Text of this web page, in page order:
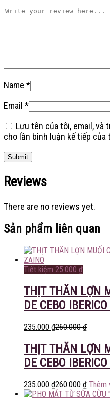
Name *
Email *
Lưu tên của tôi, email, và
cho lần bình luận kế tiếp của
Reviews
There are no reviews yet.
Sản phẩm liên quan
Tiết kiệm 25.000 ₫
THỊT THĂN LỢN
DE CEBO
235.000 ₫260.000₫
THỊT THĂN LỢN
DE CEBO
235.000 ₫260.000₫ Thêm